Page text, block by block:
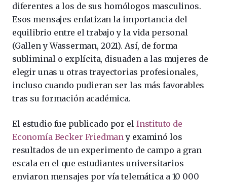
diferentes a los de sus homólogos masculinos.
Esos mensajes enfatizan la importancia del
equilibrio entre el trabajo y la vida personal
(Gallen y Wasserman, 2021). Así, de forma
subliminal o explícita, disuaden a las mujeres de
elegir unas u otras trayectorias profesionales,
incluso cuando pudieran ser las más favorables
tras su formación académica.
El estudio fue publicado por elInstituto de
Economía Becker Friedman y examinó los
resultados de un experimento de campo a gran
escala en el que estudiantes universitarios
enviaron mensajes por vía telemática a 10 000